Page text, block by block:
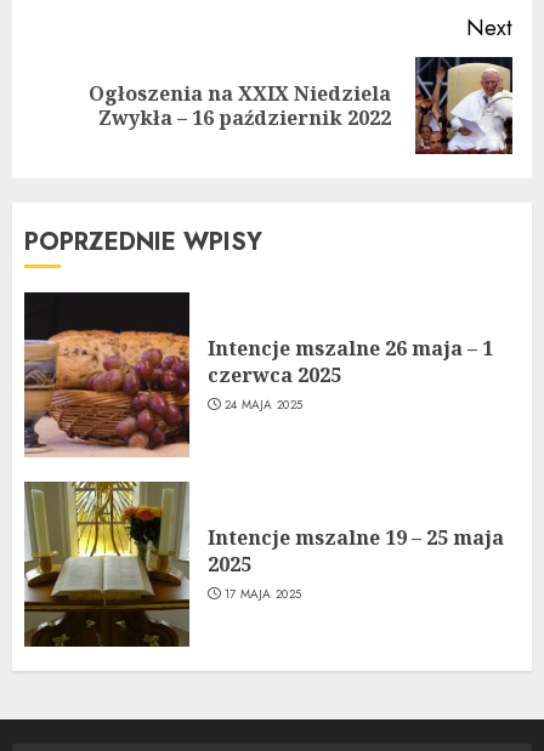
Next
Ogłoszenia na XXIX Niedziela
Zwykła – 16 październik 2022
POPRZEDNIE WPISY
Intencje mszalne 26 maja – 1
czerwca 2025
24 MAJA 2025
Intencje mszalne 19 – 25 maja
2025
17 MAJA 2025